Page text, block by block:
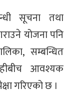
सूचना तथा
योजना पनि
सम्बन्धित
आवश्यक
गरिएको छ ।